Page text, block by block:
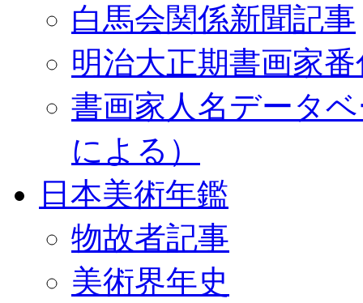
白馬会関係新聞記事
明治大正期書画家
書画家人名データ
による）
日本美術年鑑
物故者記事
美術界年史